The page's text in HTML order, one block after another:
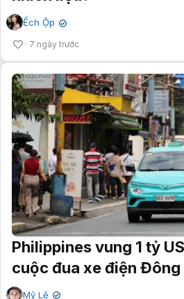
Ếch Ộp ✔
7 ngày trước
Philippines vung 1 tỷ
cuộc đua xe điện Đông
Mỹ Lệ ✔